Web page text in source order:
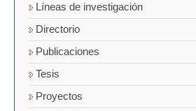
Líneas de investigación
Directorio
Publicaciones
Tesis
Proyectos